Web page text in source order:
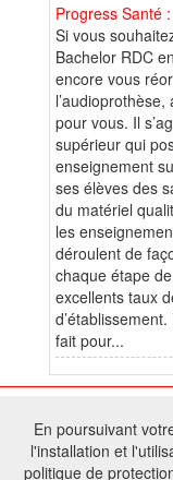
Progress Santé
Si vous
Bachelor RDC
encore vous
pour vous. Il
supérieur qui
enseignement
ses élèves des
du matériel
les
déroulent de
chaque étape
excellents taux
fait pour...
Tous droits réservés -
partielle, est
En poursuivant
l'installation et
politique de